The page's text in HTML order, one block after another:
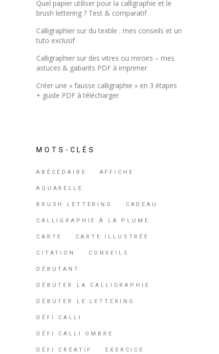
Quel papier utiliser pour la calligraphie et le
brush lettering ? Test & comparatif
Calligraphier sur du textile : mes conseils et un
tuto exclusif
Calligraphier sur des vitres ou miroirs – mes
astuces & gabarits PDF à imprimer
Créer une « fausse calligraphie » en 3 étapes
+ guide PDF à télécharger
MOTS-CLÉS
ABÉCÉDAIRE AFFICHE
AQUARELLE
BRUSH LETTERING CADEAU
CALLIGRAPHIE À LA PLUME
CARTE CARTE ILLUSTRÉE
CITATION CONSEILS
DÉBUTANT
DÉBUTER LA CALLIGRAPHIE
DÉBUTER LE LETTERING
DÉFI CALLI
DÉFI CALLI OMBRE
DÉFI CRÉATIF EXERCICE